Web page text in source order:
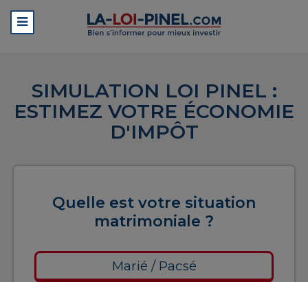
SIMULATION LOI PINEL :
ESTIMEZ VOTRE ÉCONOMIE
D'IMPÔT
Quelle est votre situation
matrimoniale ?
Marié / Pacsé